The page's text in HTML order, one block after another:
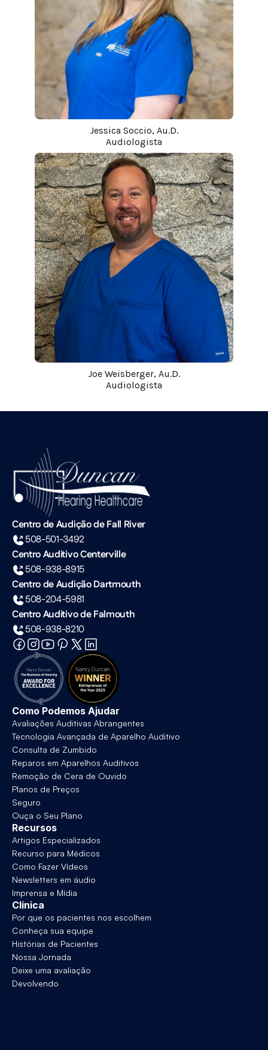
Jessica Soccio, Au.D.
Audiologista
Joe Weisberger, Au.D.
Audiologista
Centro de Audição de Fall River
508-501-3492
Centro Auditivo Centerville
508-938-8915
Centro de Audição Dartmouth
508-204-5981
Centro Auditivo de Falmouth
508-938-8210
Como Podemos Ajudar
Avaliações Auditivas Abrangentes
Tecnologia Avançada de Aparelho Auditivo
Consulta de Zumbido
Reparos em Aparelhos Auditivos
Remoção de Cera de Ouvido
Planos de Preços
Seguro
Ouça o Seu Plano
Recursos
Artigos Especializados
Recurso para Médicos
Como Fazer Vídeos
Newsletters em áudio
Imprensa e Mídia
Clínica
Por que os pacientes nos escolhem
Conheça sua equipe
Histórias de Pacientes
Nossa Jornada
Deixe uma avaliação
Devolvendo